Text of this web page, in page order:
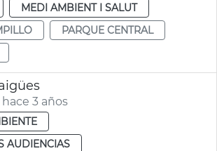
MEDI AMBIENT I SALUT
PARQUE CENTRAL
3 años
AUDIENCIAS